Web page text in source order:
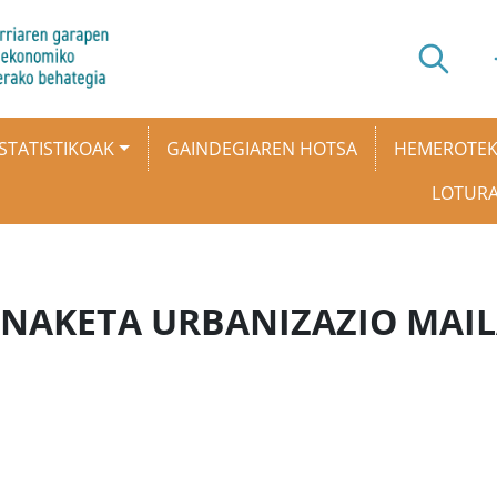
GAINDEGIAREN HOTSA
URBANIZAZIO